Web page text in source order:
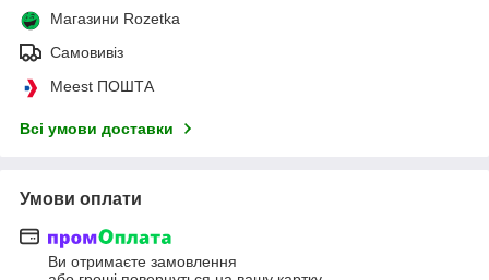
Магазини Rozetka
Самовивіз
Meest ПОШТА
Всі умови доставки
Умови оплати
Ви отримаєте замовлення